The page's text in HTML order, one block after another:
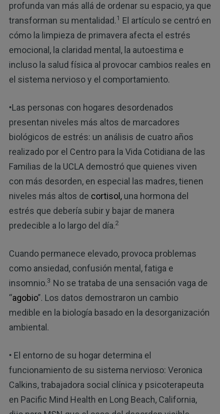
profunda van más allá de ordenar su espacio, ya que
transforman su mentalidad.1 El artículo se centró en
cómo la limpieza de primavera afecta el estrés
emocional, la claridad mental, la autoestima e
incluso la salud física al provocar cambios reales en
el sistema nervioso y el comportamiento.
•Las personas con hogares desordenados
presentan niveles más altos de marcadores
biológicos de estrés: un análisis de cuatro años
realizado por el Centro para la Vida Cotidiana de las
Familias de la UCLA demostró que quienes viven
con más desorden, en especial las madres, tienen
niveles más altos de cortisol,una hormona del
estrés que debería subir y bajar de manera
predecible a lo largo del día.2
Cuando permanece elevado, provoca problemas
como ansiedad, confusión mental, fatiga e
insomnio.3 No se trataba de una sensación vaga de
“agobio”. Los datos demostraron un cambio
medible en la biología basado en la desorganización
ambiental.
• El entorno de su hogar determina el
funcionamiento de su sistema nervioso: Veronica
Calkins, trabajadora social clínica y psicoterapeuta
en Pacific Mind Health en Long Beach, California,